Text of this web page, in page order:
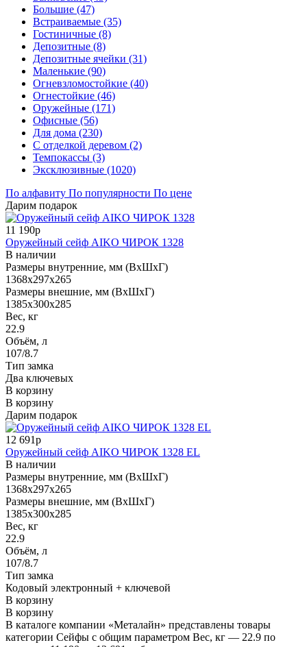
Большие (47)
Встраиваемые (35)
Гостиничные (8)
Депозитные (8)
Депозитные ячейки (31)
Маленькие (90)
Огневзломостойкие (40)
Огнестойкие (46)
Оружейные (171)
Офисные (56)
Для дома (230)
С отделкой деревом (2)
Темпокассы (3)
Эксклюзивные (1020)
По алфавиту По популярности По цене
Дарим подарок
11 190р
Оружейный сейф AIKO ЧИРОК 1328
В наличии
Размеры внутренние, мм (ВхШхГ)
1368x297x265
Размеры внешние, мм (ВхШхГ)
1385x300x285
Вес, кг
22.9
Объём, л
107/8.7
Тип замка
Два ключевых
В корзину
В корзину
Дарим подарок
12 691р
Оружейный сейф AIKO ЧИРОК 1328 EL
В наличии
Размеры внутренние, мм (ВхШхГ)
1368x297x265
Размеры внешние, мм (ВхШхГ)
1385x300x285
Вес, кг
22.9
Объём, л
107/8.7
Тип замка
Кодовый электронный + ключевой
В корзину
В корзину
В каталоге компании «Металайн» представлены товары
категории Сейфы с общим параметром Вес, кг — 22.9 по